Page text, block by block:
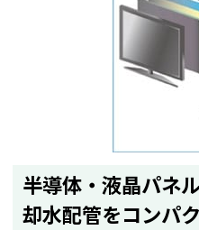
半導体・液晶パネ
却水配管をコンパ